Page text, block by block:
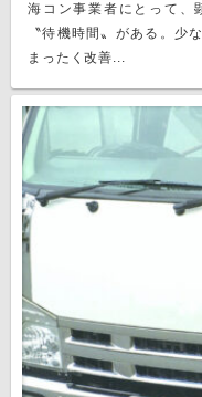
海コン事業者にとって、
〝待機時間〟がある。少
まったく改善...